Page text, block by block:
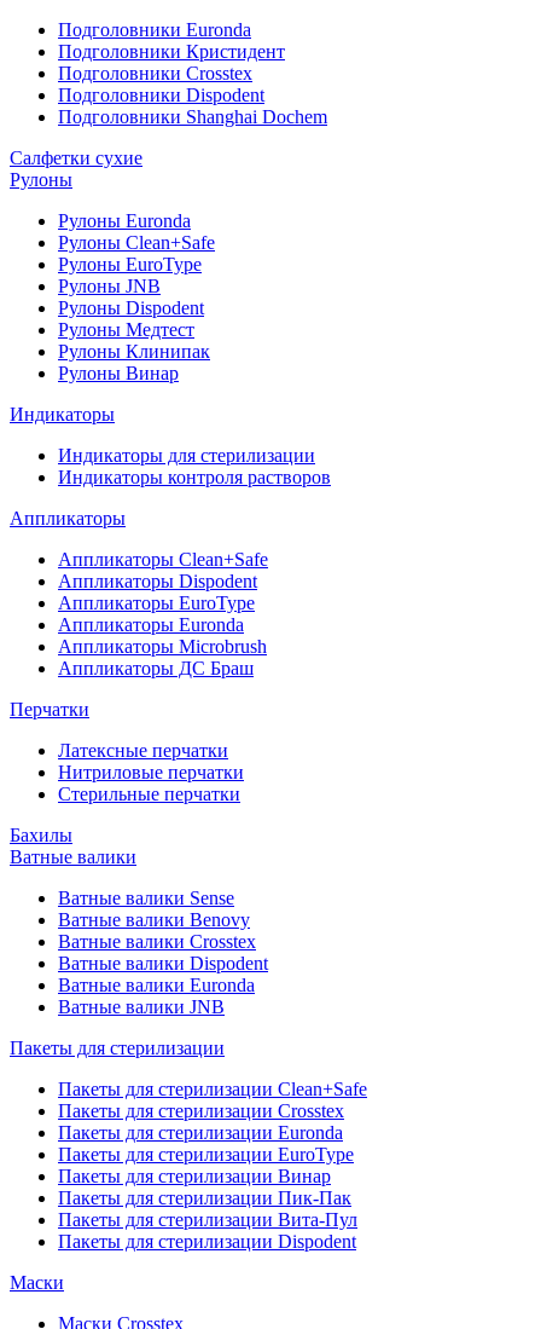
Подголовники Euronda
Подголовники Кристидент
Подголовники Crosstex
Подголовники Dispodent
Подголовники Shanghai Dochem
Салфетки сухие
Рулоны
Рулоны Euronda
Рулоны Clean+Safe
Рулоны EuroType
Рулоны JNB
Рулоны Dispodent
Рулоны Медтест
Рулоны Клинипак
Рулоны Винар
Индикаторы
Индикаторы для стерилизации
Индикаторы контроля растворов
Аппликаторы
Аппликаторы Clean+Safe
Аппликаторы Dispodent
Аппликаторы EuroType
Аппликаторы Euronda
Аппликаторы Microbrush
Аппликаторы ДС Браш
Перчатки
Латексные перчатки
Нитриловые перчатки
Стерильные перчатки
Бахилы
Ватные валики
Ватные валики Sense
Ватные валики Benovy
Ватные валики Crosstex
Ватные валики Dispodent
Ватные валики Euronda
Ватные валики JNB
Пакеты для стерилизации
Пакеты для стерилизации Clean+Safe
Пакеты для стерилизации Crosstex
Пакеты для стерилизации Euronda
Пакеты для стерилизации EuroType
Пакеты для стерилизации Винар
Пакеты для стерилизации Пик-Пак
Пакеты для стерилизации Вита-Пул
Пакеты для стерилизации Dispodent
Маски
Маски Crosstex